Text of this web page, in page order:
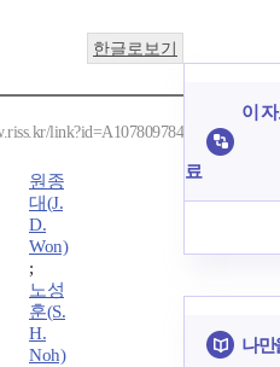
한글로보기
link?id=A107809784
원종
대(J.
D.
Won)
;
노성
훈(S.
H.
Noh)
이
료
나만